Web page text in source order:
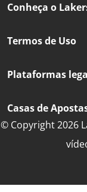
Conheça o
Termos de Uso
Plataformas
Casas de
© Copyright 2026